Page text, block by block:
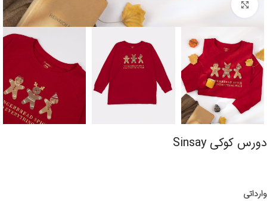
دورس کوکی Sinsay
وارداتی